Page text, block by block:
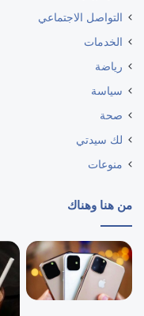
التواصل الاجتماعي
الخدمات
رياضة
سياسة
صحة
لك سيدتي
منوعات
من هنا وهناك